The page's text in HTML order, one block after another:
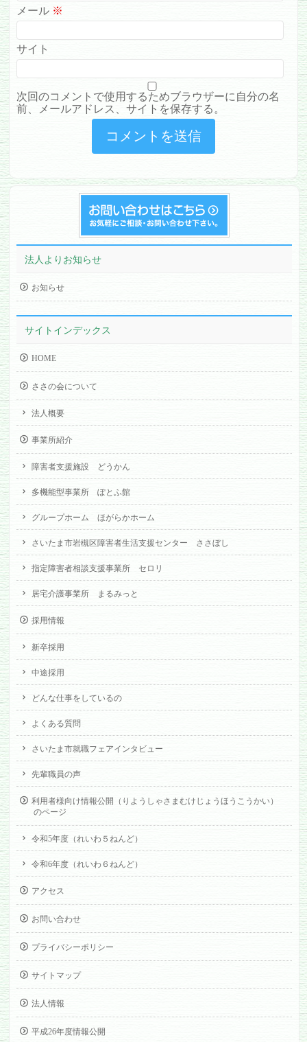
メール ※
サイト
次回のコメントで使用するためブラウザーに自分の名
前、メールアドレス、サイトを保存する。
法人よりお知らせ
お知らせ
サイトインデックス
HOME
ささの会について
法人概要
事業所紹介
障害者支援施設 どうかん
多機能型事業所 ぽとふ館
グループホーム ほがらかホーム
さいたま市岩槻区障害者生活支援センター ささぼし
指定障害者相談支援事業所 セロリ
居宅介護事業所 まるみっと
採用情報
新卒採用
中途採用
どんな仕事をしているの
よくある質問
さいたま市就職フェアインタビュー
先輩職員の声
利用者様向け情報公開（りようしゃさまむけじょうほうこうかい）
のページ
令和5年度（れいわ５ねんど）
令和6年度（れいわ６ねんど）
アクセス
お問い合わせ
プライバシーポリシー
サイトマップ
法人情報
平成26年度情報公開